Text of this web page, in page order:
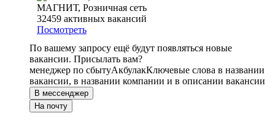
МАГНИТ, Розничная сеть
32459 активных вакансий
Посмотреть
По вашему запросу ещё будут появляться новые
вакансии. Присылать вам?
менеджер по сбытуАкбулакКлючевые слова в названии
вакансии, в названии компании и в описании вакансии
В мессенджер
На почту